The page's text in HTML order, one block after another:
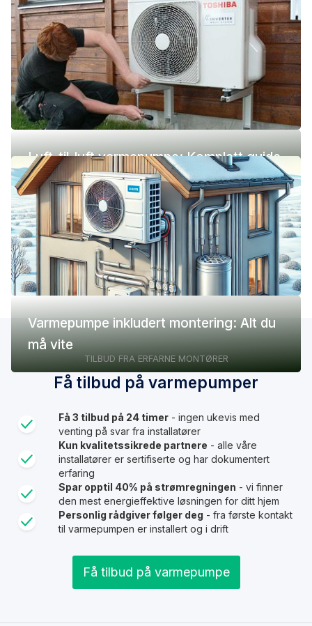
guide (pris, fordeler og ulemper)
Luft-til-luft varmepumpe: Komplett guide
(pris, fordeler og ulemper)
Varmepumpe inkludert montering: Alt du
må vite
TILBUD FRA ERFARNE MONTØRER
Få tilbud på varmepumper
Få 3 tilbud på 24 timer - ingen ukevis med
venting på svar fra installatører
Kun kvalitetssikrede partnere - alle våre
installatører er sertifiserte og har dokumentert
erfaring
Spar opptil 40% på strømregningen - vi finner
den mest energieffektive løsningen for ditt hjem
Personlig rådgiver følger deg - fra første kontakt
til varmepumpen er installert og i drift
Få tilbud på varmepumpe